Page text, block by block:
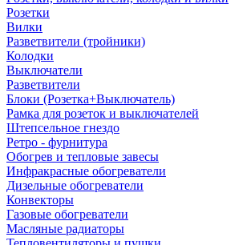
Розетки
Вилки
Разветвители (тройники)
Колодки
Выключатели
Разветвители
Блоки (Розетка+Выключатель)
Рамка для розеток и выключателей
Штепсельное гнездо
Ретро - фурнитура
Обогрев и тепловые завесы
Инфракрасные обогреватели
Дизельные обогреватели
Конвекторы
Газовые обогреватели
Масляные радиаторы